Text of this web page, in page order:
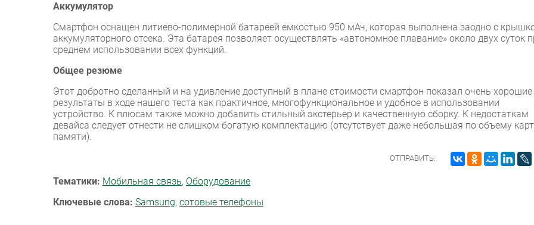
Аккумулятор
Смартфон оснащен литиево-полимерной батареей емкостью 950 мАч, которая выполнена заодно с
аккумуляторного отсека. Эта батарея позволяет осуществлять «автономное плавание» около двух суток
среднем использовании всех функций.
Общее резюме
Этот добротно сделанный и на удивление доступный в плане стоимости смартфон показал очень хорошие
результаты в ходе нашего теста как практичное, многофункциональное и удобное в использовании
устройство. К плюсам также можно добавить стильный экстерьер и качественную сборку. К недостаткам
девайса следует отнести не слишком богатую комплектацию (отсутствует даже небольшая по объему
памяти).
ОТПРАВИТЬ:
Тематики: Мобильная связь, Оборудование
Ключевые слова: Samsung, сотовые телефоны